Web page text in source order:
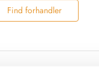
Find forhandler